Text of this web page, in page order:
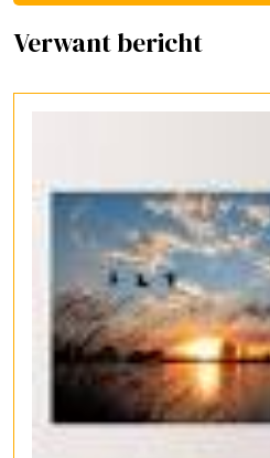
Verwant bericht